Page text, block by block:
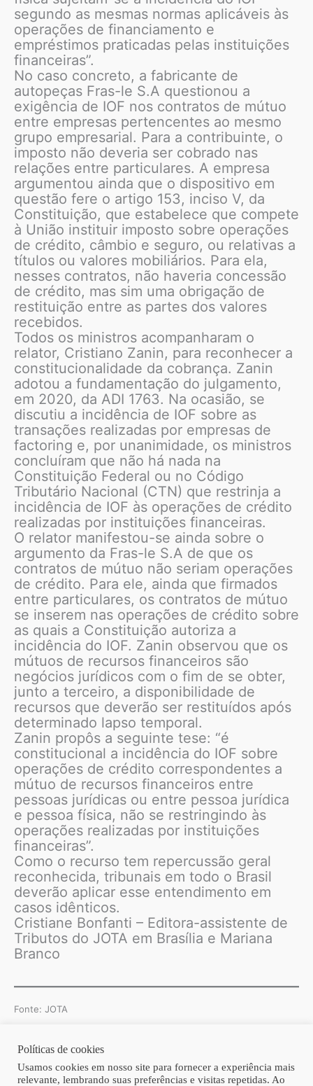
segundo as mesmas normas aplicáveis às
operações de financiamento e
empréstimos praticadas pelas instituições
financeiras”.
No caso concreto, a fabricante de
autopeças Fras-le S.A questionou a
exigência de IOF nos contratos de mútuo
entre empresas pertencentes ao mesmo
grupo empresarial. Para a contribuinte, o
imposto não deveria ser cobrado nas
relações entre particulares. A empresa
argumentou ainda que o dispositivo em
questão fere o artigo 153, inciso V, da
Constituição, que estabelece que compete
à União instituir imposto sobre operações
de crédito, câmbio e seguro, ou relativas a
títulos ou valores mobiliários. Para ela,
nesses contratos, não haveria concessão
de crédito, mas sim uma obrigação de
restituição entre as partes dos valores
recebidos.
Todos os ministros acompanharam o
relator, Cristiano Zanin, para reconhecer a
constitucionalidade da cobrança. Zanin
adotou a fundamentação do julgamento,
em 2020, da ADI 1763. Na ocasião, se
discutiu a incidência de IOF sobre as
transações realizadas por empresas de
factoring e, por unanimidade, os ministros
concluíram que não há nada na
Constituição Federal ou no Código
Tributário Nacional (CTN) que restrinja a
incidência de IOF às operações de crédito
realizadas por instituições financeiras.
O relator manifestou-se ainda sobre o
argumento da Fras-le S.A de que os
contratos de mútuo não seriam operações
de crédito. Para ele, ainda que firmados
entre particulares, os contratos de mútuo
se inserem nas operações de crédito sobre
as quais a Constituição autoriza a
incidência do IOF. Zanin observou que os
mútuos de recursos financeiros são
negócios jurídicos com o fim de se obter,
junto a terceiro, a disponibilidade de
recursos que deverão ser restituídos após
determinado lapso temporal.
Zanin propôs a seguinte tese: “é
constitucional a incidência do IOF sobre
operações de crédito correspondentes a
mútuo de recursos financeiros entre
pessoas jurídicas ou entre pessoa jurídica
e pessoa física, não se restringindo às
operações realizadas por instituições
financeiras”.
Como o recurso tem repercussão geral
reconhecida, tribunais em todo o Brasil
deverão aplicar esse entendimento em
casos idênticos.
Cristiane Bonfanti – Editora-assistente de
Tributos do JOTA em Brasília e Mariana
Branco
Fonte: JOTA
Copyright © 2026 | Homero Costa Advogados
Políticas de cookies
Usamos cookies em nosso site para fornecer a experiência mais
relevante, lembrando suas preferências e visitas repetidas. Ao